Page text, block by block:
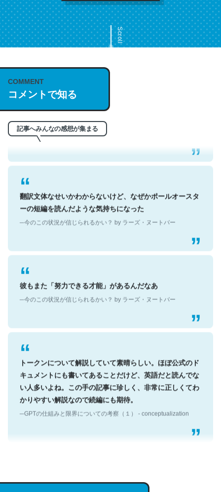
Scroll
COMMENT
コメントで知る
記事へみんなの感想が集まる
これは名文。彼はとてもクレバーなんだろうなと凄く思
─今のこの状況が信じられるかい？ by ラーズ・ヌートバー
翻訳文体なせいかわからないけど、なぜかポールオースタ
ーの短編を読んだような気持ちになった
─今のこの状況が信じられるかい？ by ラーズ・ヌートバー
彼もまた「努力できる才能」があるんだなあ
─今のこの状況が信じられるかい？ by ラーズ・ヌートバー
トークンについて解説していて素晴らしい。ほぼ公式のド
キュメントにも書いてあることだけど、英語だと読んでな
い人多いよね。この手の記事に珍しく、非常に正しくてわ
かりやすい解説なので続編にも期待。
─GPTの仕組みと限界についての考察（１） - conceptualization
説してる記事が少ないので貴重な良記事。/続編来た